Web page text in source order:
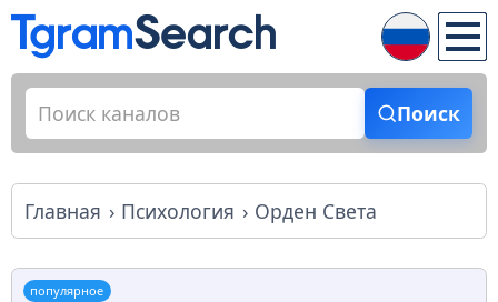
Поиск
Главная Психология Орден Света
популярное